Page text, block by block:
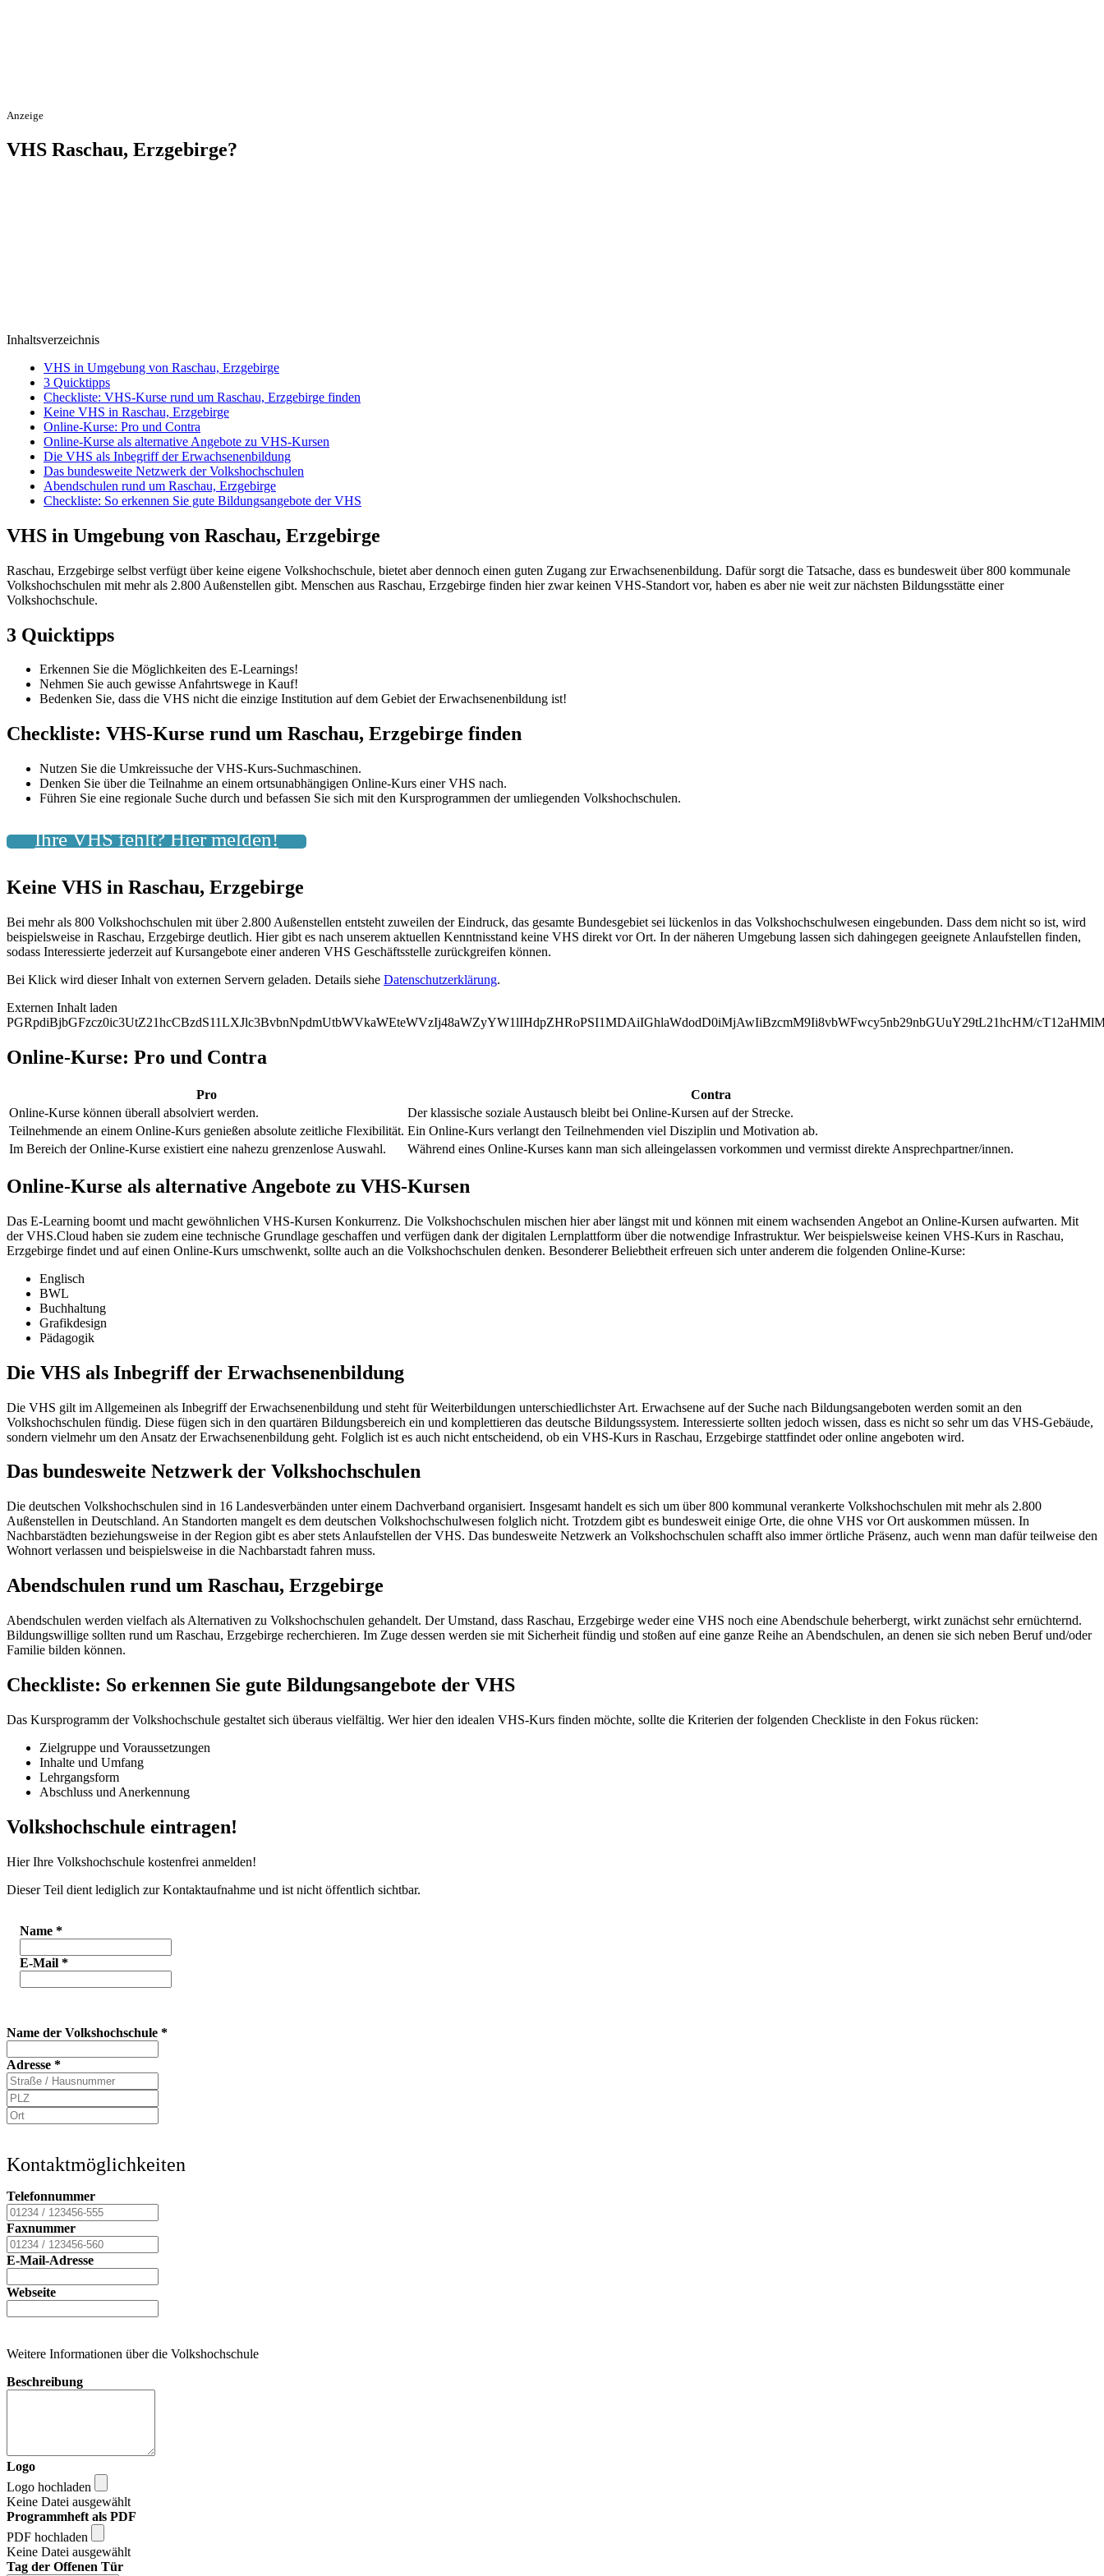
Anzeige
VHS Raschau, Erzgebirge?
Inhaltsverzeichnis
VHS in Umgebung von Raschau, Erzgebirge
3 Quicktipps
Checkliste: VHS-Kurse rund um Raschau, Erzgebirge finden
Keine VHS in Raschau, Erzgebirge
Online-Kurse: Pro und Contra
Online-Kurse als alternative Angebote zu VHS-Kursen
Die VHS als Inbegriff der Erwachsenenbildung
Das bundesweite Netzwerk der Volkshochschulen
Abendschulen rund um Raschau, Erzgebirge
Checkliste: So erkennen Sie gute Bildungsangebote der VHS
VHS in Umgebung von Raschau, Erzgebirge
Raschau, Erzgebirge selbst verfügt über keine eigene Volkshochschule, bietet aber dennoch einen guten Zugang zur Erwachsenenbildung. Dafür sorgt die Tatsache, dass es bundesweit über 800 kommunale
Volkshochschulen mit mehr als 2.800 Außenstellen gibt. Menschen aus Raschau, Erzgebirge finden hier zwar keinen VHS-Standort vor, haben es aber nie weit zur nächsten Bildungsstätte einer
Volkshochschule.
3 Quicktipps
Erkennen Sie die Möglichkeiten des E-Learnings!
Nehmen Sie auch gewisse Anfahrtswege in Kauf!
Bedenken Sie, dass die VHS nicht die einzige Institution auf dem Gebiet der Erwachsenenbildung ist!
Checkliste: VHS-Kurse rund um Raschau, Erzgebirge finden
Nutzen Sie die Umkreissuche der VHS-Kurs-Suchmaschinen.
Denken Sie über die Teilnahme an einem ortsunabhängigen Online-Kurs einer VHS nach.
Führen Sie eine regionale Suche durch und befassen Sie sich mit den Kursprogrammen der umliegenden Volkshochschulen.
Ihre VHS fehlt? Hier melden!
Keine VHS in Raschau, Erzgebirge
Bei mehr als 800 Volkshochschulen mit über 2.800 Außenstellen entsteht zuweilen der Eindruck, das gesamte Bundesgebiet sei lückenlos in das Volkshochschulwesen eingebunden. Dass dem nicht so ist, wird
beispielsweise in Raschau, Erzgebirge deutlich. Hier gibt es nach unserem aktuellen Kenntnisstand keine VHS direkt vor Ort. In der näheren Umgebung lassen sich dahingegen geeignete Anlaufstellen finden,
sodass Interessierte jederzeit auf Kursangebote einer anderen VHS Geschäftsstelle zurückgreifen können.
Bei Klick wird dieser Inhalt von externen Servern geladen. Details siehe Datenschutzerklärung.
Externen Inhalt laden
PGRpdiBjbGFzcz0ic3UtZ21hcCBzdS11LXJlc3BvbnNpdmUtbWVkaWEteWVzIj48aWZyYW1lIHdpZHRoPSI1MDAiIGhlaWdodD0iMjAwIiBzcmM9Ii8vbWFwcy5nb29nbGUuY29tL21hcHM/
Online-Kurse: Pro und Contra
Pro
Contra
Online-Kurse können überall absolviert werden.
Der klassische soziale Austausch bleibt bei Online-Kursen auf der Strecke.
Teilnehmende an einem Online-Kurs genießen absolute zeitliche Flexibilität. Ein Online-Kurs verlangt den Teilnehmenden viel Disziplin und Motivation ab.
Im Bereich der Online-Kurse existiert eine nahezu grenzenlose Auswahl.
Während eines Online-Kurses kann man sich alleingelassen vorkommen und vermisst direkte Ansprechpartner/innen.
Online-Kurse als alternative Angebote zu VHS-Kursen
Das E-Learning boomt und macht gewöhnlichen VHS-Kursen Konkurrenz. Die Volkshochschulen mischen hier aber längst mit und können mit einem wachsenden Angebot an Online-Kursen aufwarten. Mit
der VHS.Cloud haben sie zudem eine technische Grundlage geschaffen und verfügen dank der digitalen Lernplattform über die notwendige Infrastruktur. Wer beispielsweise keinen VHS-Kurs in Raschau,
Erzgebirge findet und auf einen Online-Kurs umschwenkt, sollte auch an die Volkshochschulen denken. Besonderer Beliebtheit erfreuen sich unter anderem die folgenden Online-Kurse:
Englisch
BWL
Buchhaltung
Grafikdesign
Pädagogik
Die VHS als Inbegriff der Erwachsenenbildung
Die VHS gilt im Allgemeinen als Inbegriff der Erwachsenenbildung und steht für Weiterbildungen unterschiedlichster Art. Erwachsene auf der Suche nach Bildungsangeboten werden somit an den
Volkshochschulen fündig. Diese fügen sich in den quartären Bildungsbereich ein und komplettieren das deutsche Bildungssystem. Interessierte sollten jedoch wissen, dass es nicht so sehr um das VHS-Gebäude,
sondern vielmehr um den Ansatz der Erwachsenenbildung geht. Folglich ist es auch nicht entscheidend, ob ein VHS-Kurs in Raschau, Erzgebirge stattfindet oder online angeboten wird.
Das bundesweite Netzwerk der Volkshochschulen
Die deutschen Volkshochschulen sind in 16 Landesverbänden unter einem Dachverband organisiert. Insgesamt handelt es sich um über 800 kommunal verankerte Volkshochschulen mit mehr als 2.800
Außenstellen in Deutschland. An Standorten mangelt es dem deutschen Volkshochschulwesen folglich nicht. Trotzdem gibt es bundesweit einige Orte, die ohne VHS vor Ort auskommen müssen. In
Nachbarstädten beziehungsweise in der Region gibt es aber stets Anlaufstellen der VHS. Das bundesweite Netzwerk an Volkshochschulen schafft also immer örtliche Präsenz, auch wenn man dafür teilweise den
Wohnort verlassen und beispielsweise in die Nachbarstadt fahren muss.
Abendschulen rund um Raschau, Erzgebirge
Abendschulen werden vielfach als Alternativen zu Volkshochschulen gehandelt. Der Umstand, dass Raschau, Erzgebirge weder eine VHS noch eine Abendschule beherbergt, wirkt zunächst sehr ernüchternd.
Bildungswillige sollten rund um Raschau, Erzgebirge recherchieren. Im Zuge dessen werden sie mit Sicherheit fündig und stoßen auf eine ganze Reihe an Abendschulen, an denen sie sich neben Beruf und/oder
Familie bilden können.
Checkliste: So erkennen Sie gute Bildungsangebote der VHS
Das Kursprogramm der Volkshochschule gestaltet sich überaus vielfältig. Wer hier den idealen VHS-Kurs finden möchte, sollte die Kriterien der folgenden Checkliste in den Fokus rücken:
Zielgruppe und Voraussetzungen
Inhalte und Umfang
Lehrgangsform
Abschluss und Anerkennung
Volkshochschule eintragen!
Hier Ihre Volkshochschule kostenfrei anmelden!
Dieser Teil dient lediglich zur Kontaktaufnahme und ist nicht öffentlich sichtbar.
Name *
E-Mail *
Name der Volkshochschule *
Adresse *
Kontaktmöglichkeiten
Telefonnummer
Faxnummer
E-Mail-Adresse
Webseite
Weitere Informationen über die Volkshochschule
Beschreibung
Logo
Logo hochladen
Keine Datei ausgewählt
Programmheft als PDF
PDF hochladen
Keine Datei ausgewählt
Tag der Offenen Tür